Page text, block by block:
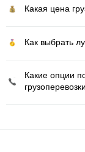
Какая цена
Как выбрать
Какие опции